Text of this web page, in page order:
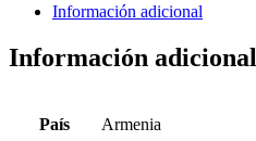
Información adicional
Información adicional
País Armenia